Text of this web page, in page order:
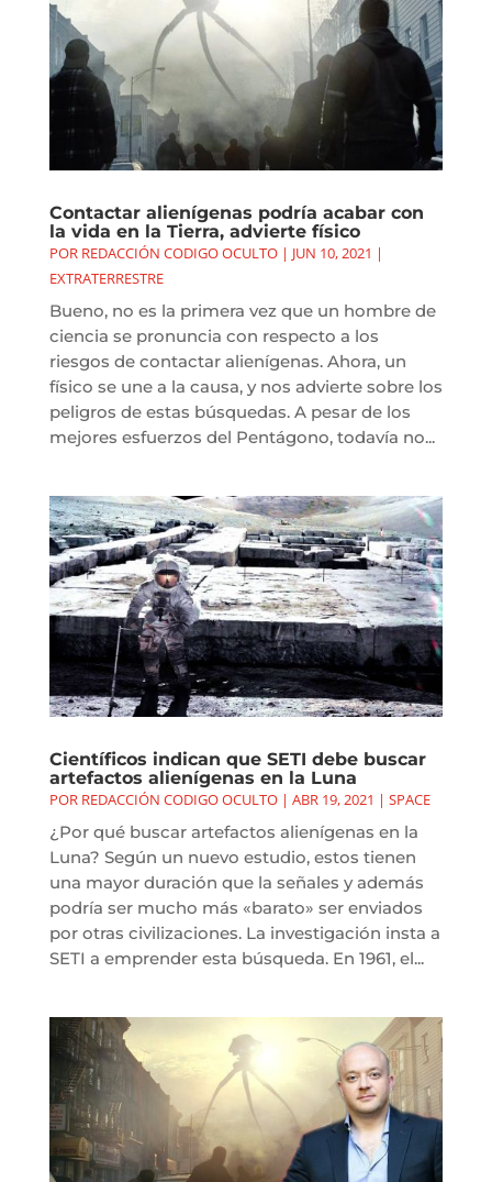
Contactar alienígenas podría acabar con
la vida en la Tierra, advierte físico
POR REDACCIÓN CODIGO OCULTO| JUN 10, 2021 |
EXTRATERRESTRE
Bueno, no es la primera vez que un hombre de
ciencia se pronuncia con respecto a los
riesgos de contactar alienígenas. Ahora, un
físico se une a la causa, y nos advierte sobre los
peligros de estas búsquedas. A pesar de los
mejores esfuerzos del Pentágono, todavía no...
Científicos indican que SETI debe buscar
artefactos alienígenas en la Luna
POR REDACCIÓN CODIGO OCULTO| ABR 19, 2021 | SPACE
¿Por qué buscar artefactos alienígenas en la
Luna? Según un nuevo estudio, estos tienen
una mayor duración que la señales y además
podría ser mucho más «barato» ser enviados
por otras civilizaciones. La investigación insta a
SETI a emprender esta búsqueda. En 1961, el...